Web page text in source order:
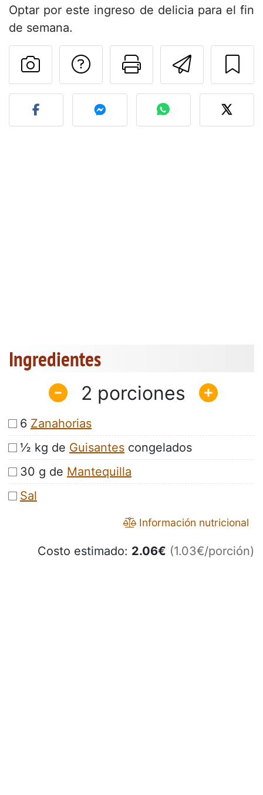
Optar por este ingreso de delicia para el fin
de semana.
Imprimir
Preguntar al autor
Publicar la foto de esta
Ingredientes
2
6 Zanahorias
½ kg de Guisantes congelados
30 g de Mantequilla
Sal
Información nutricional
Costo estimado: 2.06€ (1.03€/porción)